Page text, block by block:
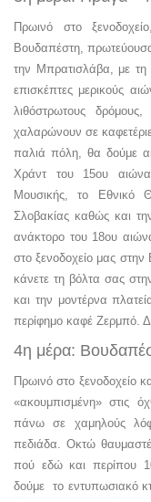
Πρωινό στο
Βουδαπέστη,
την Μπρατισλάβα, με τη
επισκέπτες μερικούς
λιθόστρωτους
χαλαρώνουν σε
παλιά πόλη, θα δούμε
Χράντ του 15ου αιώνα
Μουσικής, το Εθνικό
Σλοβακίας καθώς και
ανάκτορο του 18ου
στο ξενοδοχείο μας
κάνετε τη βόλτα σας
και την μοντέρνα
περίφημο καφέ Ζερμπό.
4η μέρα:
Πρωινό στο ξενοδοχείο
«ακουμπισμένη» στις
πάνω σε χαμηλούς
πεδιάδα. Οκτώ
πού εδώ και περίπου
δούμε το εντυπωσιακό